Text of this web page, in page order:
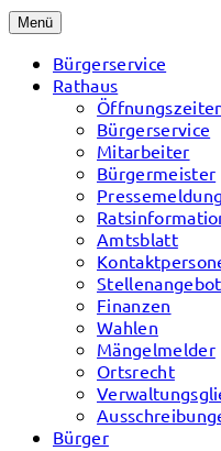
Menü
Bürgerservice
Rathaus
Bürgerservice
Mitarbeiter
Bürgermeister
Amtsblatt
Finanzen
Wahlen
Mängelmelder
Ortsrecht
Bürger